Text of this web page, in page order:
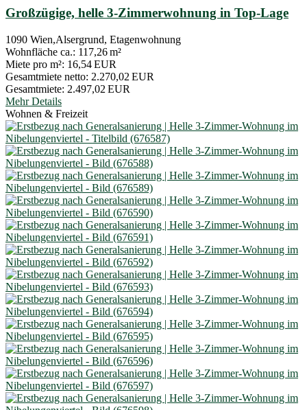
Großzügige, helle 3-Zimmerwohnung in Top-Lage
1090 Wien,Alsergrund, Etagenwohnung
Wohnfläche ca.: 117,26 m²
Miete pro m²: 16,54 EUR
Gesamtmiete netto: 2.270,02 EUR
Gesamtmiete: 2.497,02 EUR
Mehr Details
Wohnen & Freizeit